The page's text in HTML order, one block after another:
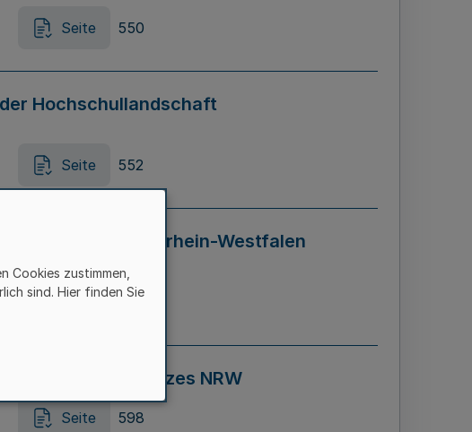
Seite 550
Hochschullandschaft
Seite 552
in Nordrhein-Westfalen
– LADG NRW)
Seite 595
Casinospiel Gesetzes NRW
Seite 598
Cookies zustimmen,
sind. Hier finden Sie